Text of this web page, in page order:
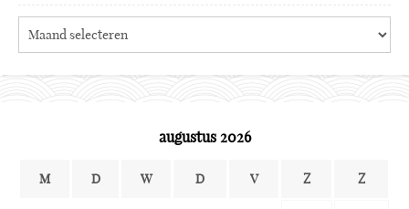
the
augustus 2026
M D W D V Z Z